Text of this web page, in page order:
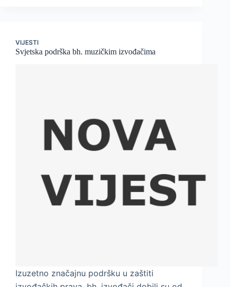
VIJESTI
Svjetska podrška bh. muzičkim izvođačima
Izuzetno značajnu podršku u zaštiti